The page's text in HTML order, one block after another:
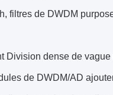
filtres de DWDM
Division dense de
de DWDM/AD